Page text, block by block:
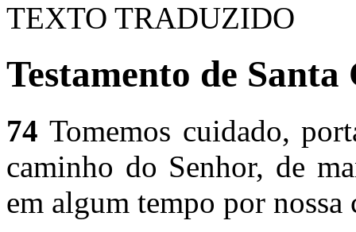
TEXTO TRADUZIDO
Testamento de
74 Tomemos cuidado,
caminho do Senhor, de
em algum tempo por